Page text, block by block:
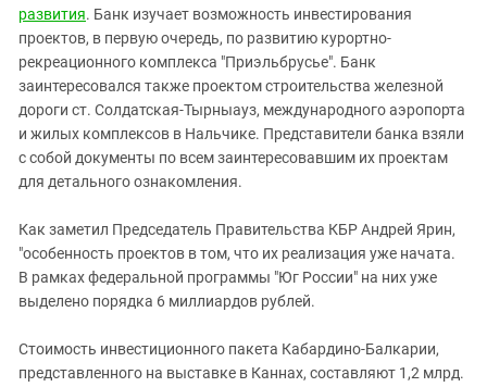
Российская Федерация
Ростовская область
Северная Осетия - Алания
СКФО
Ставропольский край
Чечня
Южный Кавказ
ЮФО
развития. Банк изучает возможность инвестирования
проектов, в первую очередь, по развитию курортно-
рекреационного комплекса "Приэльбрусье". Банк
заинтересовался также проектом строительства железной
дороги ст. Солдатская-Тырныауз, международного аэропорта
и жилых комплексов в Нальчике. Представители банка взяли
с собой документы по всем заинтересовавшим их проектам
для детального ознакомления.
Как заметил Председатель Правительства КБР Андрей Ярин,
"особенность проектов в том, что их реализация уже начата.
В рамках федеральной программы "Юг России" на них уже
выделено порядка 6 миллиардов рублей.
Стоимость инвестиционного пакета Кабардино-Балкарии,
представленного на выставке в Каннах, составляют 1,2 млрд.